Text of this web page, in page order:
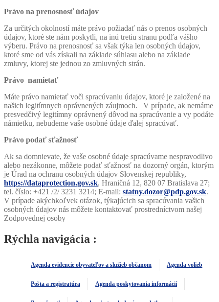
Právo na prenosnosť údajov
Za určitých okolností máte právo požiadať nás o prenos osobných
údajov, ktoré ste nám poskytli, na inú tretiu stranu podľa vášho
výberu. Právo na prenosnosť sa však týka len osobných údajov,
ktoré sme od vás získali na základe súhlasu alebo na základe
zmluvy, ktorej ste jednou zo zmluvných strán.
Právo namietať
Máte právo namietať voči spracúvaniu údajov, ktoré je založené na
našich legitímnych oprávnených záujmoch. V prípade, ak nemáme
presvedčivý legitímny oprávnený dôvod na spracúvanie a vy podáte
námietku, nebudeme vaše osobné údaje ďalej spracúvať.
Právo podať sťažnosť
Ak sa domnievate, že vaše osobné údaje spracúvame nespravodlivo
alebo nezákonne, môžete podať sťažnosť na dozorný orgán, ktorým
je Úrad na ochranu osobných údajov Slovenskej republiky,
https://dataprotection.gov.sk, Hraničná 12, 820 07 Bratislava 27;
tel. číslo: +421 /2/ 3231 3214; E-mail: statny.dozor@pdp.gov.sk.
V prípade akýchkoľvek otázok, týkajúcich sa spracúvania vašich
osobných údajov nás môžete kontaktovať prostredníctvom našej
Zodpovednej osoby
Rýchla navigácia :
Agenda evidencie obyvateľov a služieb občanom Agenda volieb
Pošta a registratúra Agenda poskytovania informácií